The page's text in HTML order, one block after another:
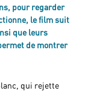
pour regarder
le film suit
que leurs
de montrer
qui rejette